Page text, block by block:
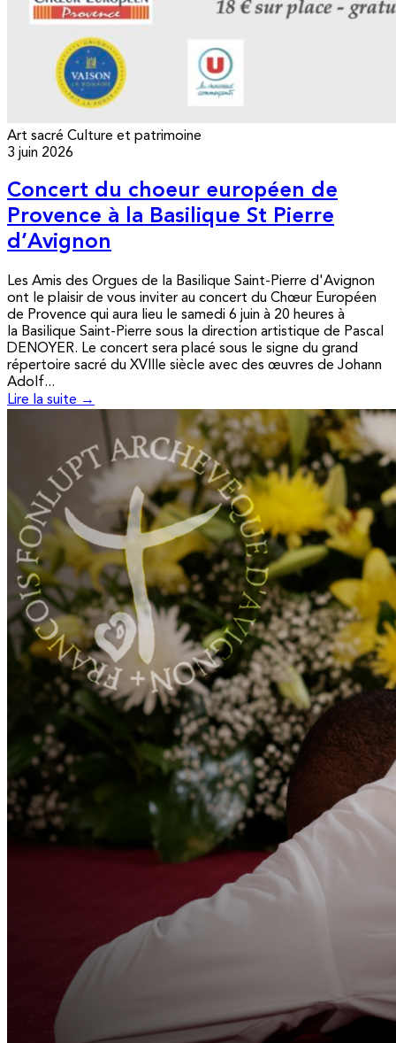
Art sacré Culture et patrimoine
3 juin 2026
Concert du choeur européen de
Provence à la Basilique St Pierre
d’Avignon
Les Amis des Orgues de la Basilique Saint-Pierre d'Avignon
ont le plaisir de vous inviter au concert du Chœur Européen
de Provence qui aura lieu le samedi 6 juin à 20 heures à
la Basilique Saint-Pierre sous la direction artistique de Pascal
DENOYER. Le concert sera placé sous le signe du grand
répertoire sacré du XVIIIe siècle avec des œuvres de Johann
Adolf...
Lire la suite →